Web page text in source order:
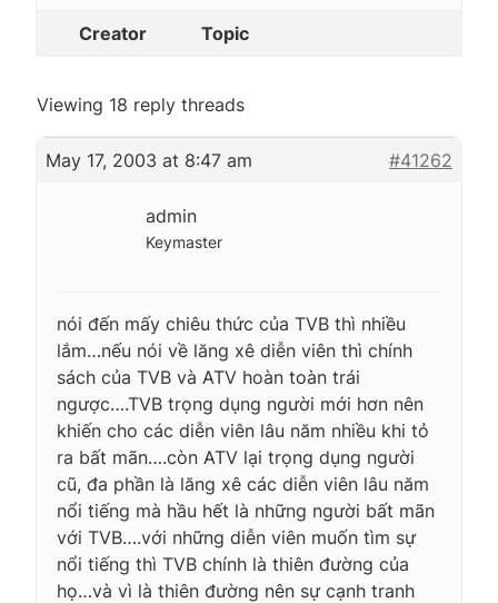
Creator Topic
Viewing 18 reply threads
May 17, 2003 at 8:47 am #41262
admin
Keymaster
nói đến mấy chiêu thức của TVB thì nhiều
lắm…nếu nói về lăng xê diễn viên thì chính
sách của TVB và ATV hoàn toàn trái
ngược….TVB trọng dụng người mới hơn nên
khiến cho các diễn viên lâu năm nhiều khi tỏ
ra bất mãn….còn ATV lại trọng dụng người
cũ, đa phần là lăng xê các diễn viên lâu năm
nổi tiếng mà hầu hết là những người bất mãn
với TVB….với những diễn viên muốn tìm sự
nổi tiếng thì TVB chính là thiên đường của
họ…và vì là thiên đường nên sự cạnh tranh